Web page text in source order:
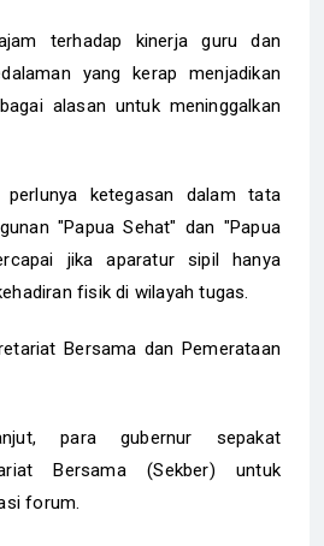
terhadap kinerja guru dan
yang kerap menjadikan
alasan untuk meninggalkan
perlunya ketegasan dalam tata
"Papua Sehat" dan "Papua
jika aparatur sipil hanya
fisik di wilayah tugas.
Bersama dan Pemerataan
para gubernur sepakat
Bersama (Sekber) untuk
forum.